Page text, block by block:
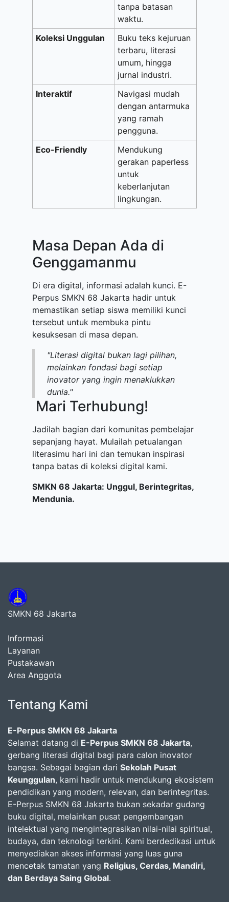
tanpa batasan
waktu.
Koleksi Unggulan
Buku teks kejuruan
terbaru, literasi
umum, hingga
jurnal industri.
Interaktif
Navigasi mudah
dengan antarmuka
yang ramah
pengguna.
Eco-Friendly
Mendukung
gerakan paperless
untuk
keberlanjutan
lingkungan.
Masa Depan Ada di
Genggamanmu
Di era digital, informasi adalah kunci. E-
Perpus SMKN 68 Jakarta hadir untuk
memastikan setiap siswa memiliki kunci
tersebut untuk membuka pintu
kesuksesan di masa depan.
"Literasi digital bukan lagi pilihan,
melainkan fondasi bagi setiap
inovator yang ingin menaklukkan
dunia."
Mari Terhubung!
Jadilah bagian dari komunitas pembelajar
sepanjang hayat. Mulailah petualangan
literasimu hari ini dan temukan inspirasi
tanpa batas di koleksi digital kami.
SMKN 68 Jakarta: Unggul, Berintegritas,
Mendunia.
SMKN 68 Jakarta
Informasi
Layanan
Pustakawan
Area Anggota
Tentang Kami
E-Perpus SMKN 68 Jakarta
Selamat datang di E-Perpus SMKN 68 Jakarta,
gerbang literasi digital bagi para calon inovator
bangsa. Sebagai bagian dari Sekolah Pusat
Keunggulan, kami hadir untuk mendukung ekosistem
pendidikan yang modern, relevan, dan berintegritas.
E-Perpus SMKN 68 Jakarta bukan sekadar gudang
buku digital, melainkan pusat pengembangan
intelektual yang mengintegrasikan nilai-nilai spiritual,
budaya, dan teknologi terkini. Kami berdedikasi untuk
menyediakan akses informasi yang luas guna
mencetak tamatan yang Religius, Cerdas, Mandiri,
dan Berdaya Saing Global.